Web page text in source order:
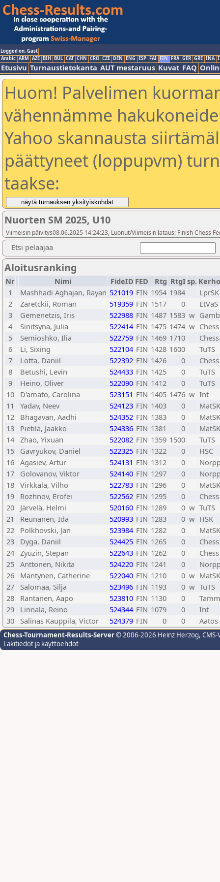
Logged on: Gast
Arabic ARM AZE BIH BUL CAT CHN CRO CZE DEN ENG ESP FAI FIN FRA GER GRE INA
Etusivu Turnaustietokanta AUT mestaruus Kuvat FAQ
Huom! Palvelimen
vähennämme
Yahoo skannausta
päättyneet (loppupvm)
taakse:
Nuorten SM 2025, U10
Viimeisin päivitys08.06.2025 14:24:23, Luonut/Viimeisin lataus: Finish Chess
Etsi pelaajaa
Aloitusranking
Nr Nimi FideID FED Rtg RtgIsp.
1
Mashhadi Aghajan, Rayan 521019 FIN 1954 1984
LprSK
2
Zaretckii, Roman 519359 FIN 1517 0
EtVaS
3
Gemenetzis, Iris 522988 FIN 1487 1583 w
4
Sinitsyna, Julia 522414 FIN 1475 1474 w
5
Semioshko, Ilia 522759 FIN 1469 1710
6
Li, Sixing 522104 FIN 1428 1600
TuTS
7
Lotta, Daniil 522392 FIN 1426 0
8
Betushi, Levin 524433 FIN 1425 0
TuTS
9
Heino, Oliver 522090 FIN 1412 0
TuTS
10
D'amato, Carolina 523151 FIN 1405 1476 w Int
11
Yadav, Neev 524123 FIN 1403 0
MatSK
12
Bhagavan, Aadhi 524352 FIN 1383 0
MatSK
13
Pietilä, Jaakko 524336 FIN 1381 0
MatSK
14 Zhao, Yixuan 522082 FIN 1359 1500
TuTS
15
Gavryukov, Daniel 522325 FIN 1322 0
HSC
16 Agasiev, Artur 524131 FIN 1312 0
17
Golovanov, Viktor 524140 FIN 1297 0
18 Virkkala, Vilho 522783 FIN 1296 0
MatSK
19
Rozhnov, Erofei 522562 FIN 1295 0
20
Järvelä, Helmi 520160 FIN 1289 0 w TuTS
21
Reunanen, Ida 520993 FIN 1283 0 w HSK
22
Polkhovski, Jan 523984 FIN 1282 0
MatSK
23
Dyga, Daniil 524425 FIN 1265 0
24 Zyuzin, Stepan 522643 FIN 1262 0
25 Anttonen, Nikita 524220 FIN 1241 0
26
Mäntynen, Catherine 522040 FIN 1210 0 w MatSK
27
Salomaa, Silja 523496 FIN 1193 0 w TuTS
28
Rantanen, Aapo 523810 FIN 1130 0
29
Linnala, Reino 524344 FIN 1079 0
Int
30
Salinas Kauppila, Victor 524379 FIN 0 0 Aatos
Chess-Tournament-Results-Server© 2006-2026 Heinz Herzog,
Lakitiedot ja käyttöehdot